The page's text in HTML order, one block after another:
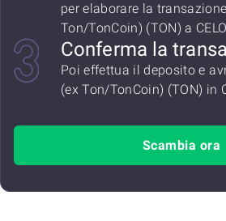
per elaborare la
Ton/TonCoin) (TON) a
Conferma la
Poi effettua il deposito e
(ex Ton/TonCoin) (TON) in
Scambia ora